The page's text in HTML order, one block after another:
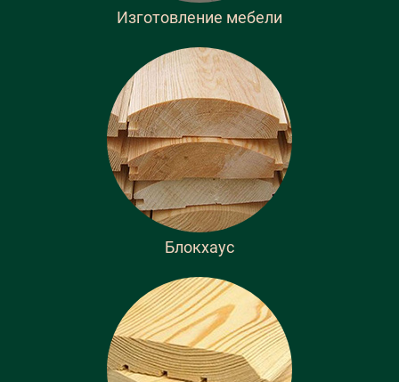
Изготовление мебели
Блокхаус